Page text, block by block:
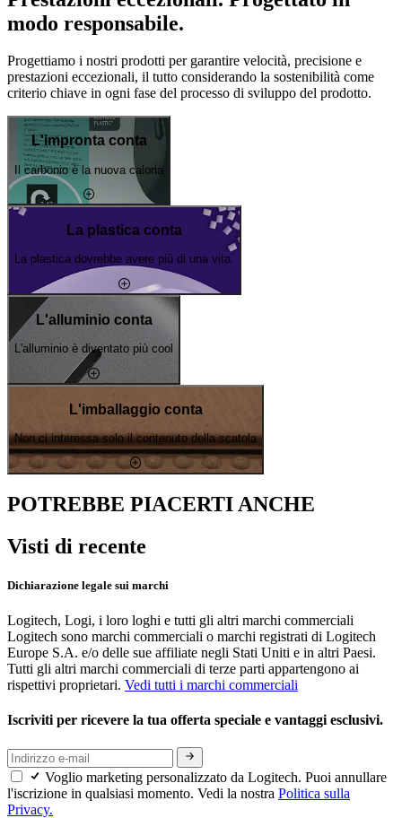
modo responsabile.
Progettiamo i nostri prodotti per garantire velocità, precisione e
prestazioni eccezionali, il tutto considerando la sostenibilità come
criterio chiave in ogni fase del processo di sviluppo del prodotto.
L'impronta conta
Il carbonio è la nuova caloria
La plastica conta
La plastica dovrebbe avere più di una vita.
L'alluminio conta
L'alluminio è diventato più cool
L'imballaggio conta
Non ci interessa solo il contenuto della scatola
POTREBBE PIACERTI ANCHE
Visti di recente
Dichiarazione legale sui marchi
Logitech, Logi, i loro loghi e tutti gli altri marchi commerciali
Logitech sono marchi commerciali o marchi registrati di Logitech
Europe S.A. e/o delle sue affiliate negli Stati Uniti e in altri Paesi.
Tutti gli altri marchi commerciali di terze parti appartengono ai
rispettivi proprietari. Vedi tutti i marchi commerciali
Iscriviti per ricevere la tua offerta speciale e vantaggi esclusivi.
Voglio marketing personalizzato da Logitech. Puoi annullare
l'iscrizione in qualsiasi momento. Vedi la nostra Politica sulla
Privacy.